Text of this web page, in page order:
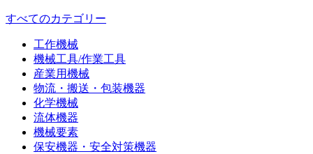
すべてのカテゴリー
工作機械
機械工具/作業工具
産業用機械
物流・搬送・包装機器
化学機械
流体機器
機械要素
保安機器・安全対策機器